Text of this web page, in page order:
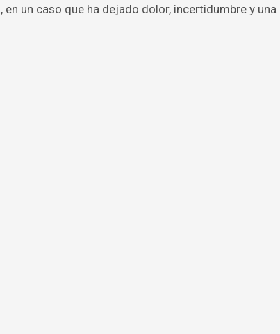
un caso que ha dejado dolor, incertidumbre y una